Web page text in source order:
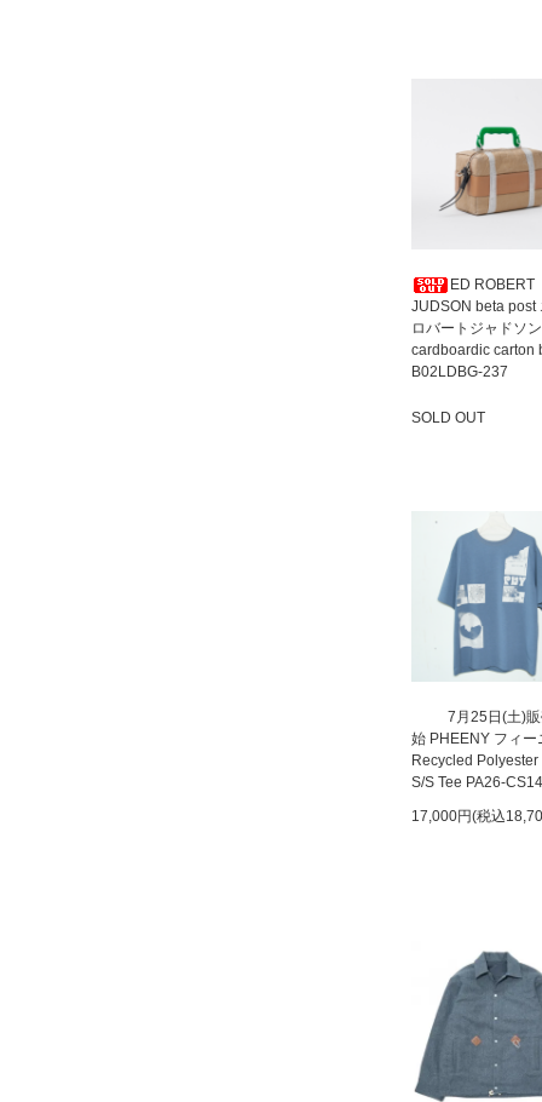
ED ROBERT
JUDSON beta post
ロバートジャドソン
cardboardic carton
B02LDBG-237
SOLD OUT
7月25日(土)
始 PHEENY フィー
Recycled Polyester
S/S Tee PA26-CS14
17,000円(税込